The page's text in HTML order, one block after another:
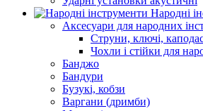
Народні
Аксесуари для народних
Струни, ключі,
Чохли і стійки для
Банджо
Бандури
Бузукі, кобзи
Варгани (дримби)